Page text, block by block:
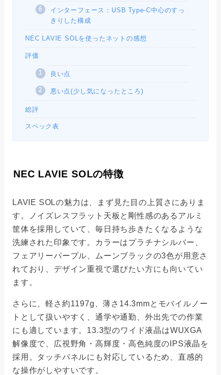
インターフェース：USB Type-C中心のすっ
きりした構成
NEC LAVIE SOLを使ったネットの感想
評価
良い点
悪い点(少し気になったところ)
総評
スペック表
NEC LAVIE SOLの特徴
LAVIE SOLの魅力は、まず見た目の上質さにありま
す。ノイズレスフラット天板と剛性感のあるアルミ
筐体を採用していて、毎日持ち歩きたくなるような
洗練された印象です。カラーはプラチナシルバー、
フェアリーパープル、ムーンブラックの3色が用意さ
れており、デザイン重視で選びたい方にも向いてい
ます。
さらに、軽さ約1197g、薄さ14.3mmとモバイルノー
トとして扱いやすく、通学や通勤、外出先での作業
にも適しています。13.3型のワイド液晶はWUXGA
解像度で、広視野角・高輝度・高色純度のIPS液晶を
採用。タッチパネルにも対応しているため、直感的
な操作がしやすいです。